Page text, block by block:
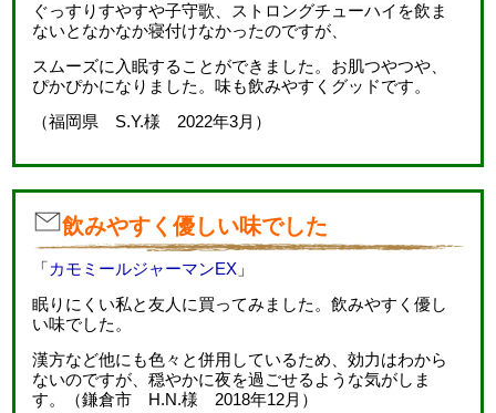
ぐっすりすやすや子守歌、ストロングチューハイを飲ま
ないとなかなか寝付けなかったのですが、
スムーズに入眠することができました。お肌つやつや、
ぴかぴかになりました。味も飲みやすくグッドです。
（福岡県 S.Y.様 2022年3月）
飲みやすく優しい味でした
「カモミールジャーマンEX 」
眠りにくい私と友人に買ってみました。飲みやすく優し
い味でした。
漢方など他にも色々と併用しているため、効力はわから
ないのですが、穏やかに夜を過ごせるような気がしま
す。（鎌倉市 H.N.様 2018年12月）